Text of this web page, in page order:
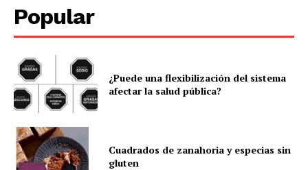
Popular
¿Puede una flexibilización del sistema
afectar la salud pública?
Cuadrados de zanahoria y especias sin
gluten